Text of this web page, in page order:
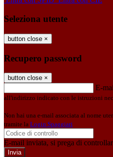
Seleziona utente
button close ×
Recupero password
button close ×
E-
all'indirizzo indicato con le istruzioni
Non hai una e-mail associata al nome
tramite la Login Spaggiari
E-mail inviata, si prega di